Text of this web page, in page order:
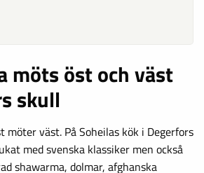
möts öst och väst
skull
möter väst. På Soheilas kök i Degerfors
med svenska klassiker men också
shawarma, dolmar, afghanska